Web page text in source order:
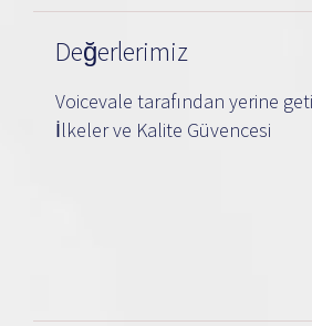
Değerlerimiz
Voicevale tarafından yerine
İlkeler ve Kalite Güvencesi